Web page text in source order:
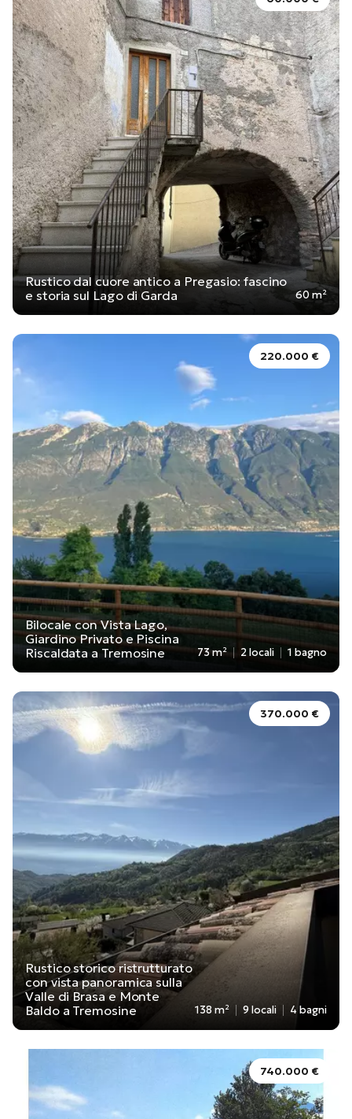
Rustico dal cuore antico a Pregasio: fascino
e storia sul Lago di Garda
60 m²
220.000 €
Bilocale con Vista Lago,
Giardino Privato e Piscina
Riscaldata a Tremosine
73 m² 2 locali 1 bagno
370.000 €
Rustico storico ristrutturato
con vista panoramica sulla
Valle di Brasa e Monte
Baldo a Tremosine
138 m² 9 locali 4 bagni
740.000 €